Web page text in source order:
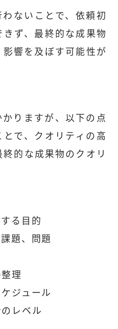
ないことで、依頼初
ず、最終的な成果物
響を及ぼす可能性が
りますが、以下の点
で、クオリティの高
的な成果物のクオリ
る目的
題、問題
理
ジュール
レベル